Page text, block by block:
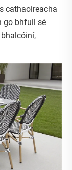
cathaoireacha
go bhfuil sé